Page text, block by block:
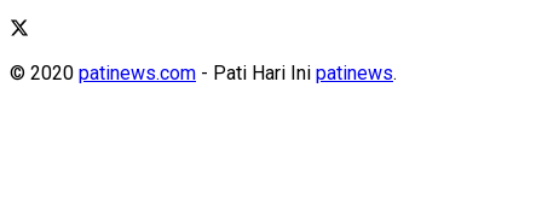
© 2020 patinews.com - Pati Hari Ini patinews.